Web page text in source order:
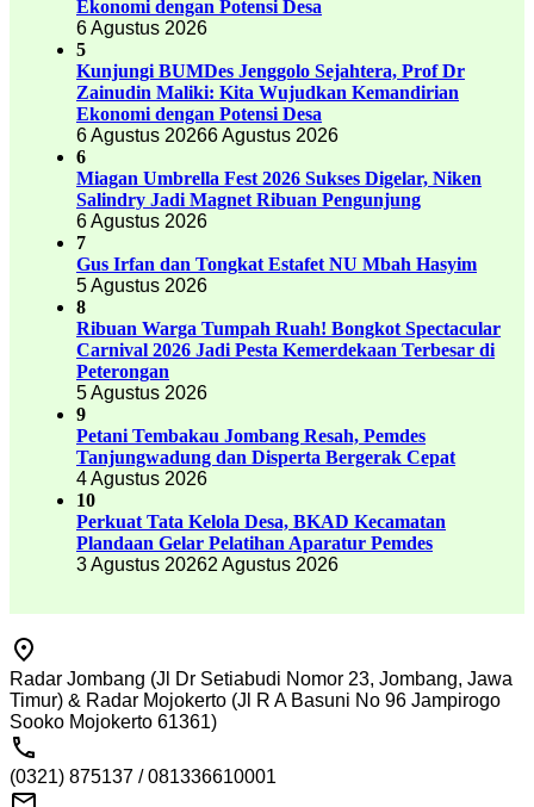
Ekonomi dengan Potensi Desa
6 Agustus 2026
5
Kunjungi BUMDes Jenggolo Sejahtera, Prof Dr
Zainudin Maliki: Kita Wujudkan Kemandirian
Ekonomi dengan Potensi Desa
6 Agustus 20266 Agustus 2026
6
Miagan Umbrella Fest 2026 Sukses Digelar, Niken
Salindry Jadi Magnet Ribuan Pengunjung
6 Agustus 2026
7
Gus Irfan dan Tongkat Estafet NU Mbah Hasyim
5 Agustus 2026
8
Ribuan Warga Tumpah Ruah! Bongkot Spectacular
Carnival 2026 Jadi Pesta Kemerdekaan Terbesar di
Peterongan
5 Agustus 2026
9
Petani Tembakau Jombang Resah, Pemdes
Tanjungwadung dan Disperta Bergerak Cepat
4 Agustus 2026
10
Perkuat Tata Kelola Desa, BKAD Kecamatan
Plandaan Gelar Pelatihan Aparatur Pemdes
3 Agustus 20262 Agustus 2026
Radar Jombang (Jl Dr Setiabudi Nomor 23, Jombang, Jawa
Timur) & Radar Mojokerto (Jl R A Basuni No 96 Jampirogo
Sooko Mojokerto 61361)
(0321) 875137 / 081336610001